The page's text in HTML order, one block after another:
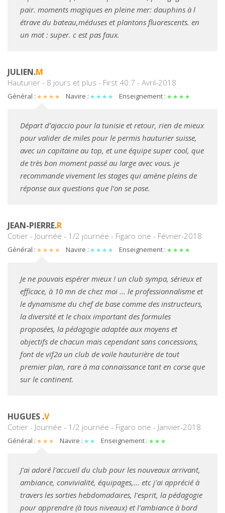
pair. moments magiques en pleine mer: dauphins à l
étrave du bateau,méduses et plantons fluorescents. en
un mot : super. c est pas faux.
JULIEN.M
Hauturier - 8 jours et plus - First 40.7 - Avril-2018
Général : Navire : Enseignement :
Départ d’ajaccio pour la tunisie et retour, rien de mieux
pour valider de miles pour le permis hauturier suisse,
avec un capitaine au top, et une équipe super cool, que
de très bon moment passé au large avec vous. je
recommande vivement les stages qui amène pleins de
réponse aux questions que l’on se pose.
JEAN-PIERRE.R
Cotier - Journée - 1/2 journée - Figaro one - Février-2018
Général : Navire : Enseignement :
Je ne pouvais espérer mieux ! un club sympa, sérieux et
efficace, à 10 mn de chez moi ... le professionnalisme et
le dynamisme du chef de base comme des instructeurs,
la diversité et le choix important des formules
proposées, la pédagogie adaptée aux moyens et
objectifs de chacun mais cependant sans concessions,
font de vif2a un club de voile hauturière de tout
premier plan, rare à ma connaissance tant en corse que
sur le continent.
HUGUES .V
Cotier - Journée - 1/2 journée - Figaro one - Janvier-2018
Général : Navire : Enseignement :
J'ai adoré l'accueil du club pour les nouveaux arrivant,
ambiance, convivialité, équipages,... etc j'ai apprécié à
travers les sorties hebdomadaires, l'esprit, la pédagogie
pour apprendre (à tous niveaux) et l'ambiance à bord